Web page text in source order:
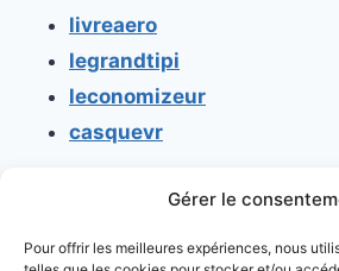
Gérer le
Pour offrir les meilleures expériences, nous
livreaero
legrandtipi
leconomizeur
casquevr